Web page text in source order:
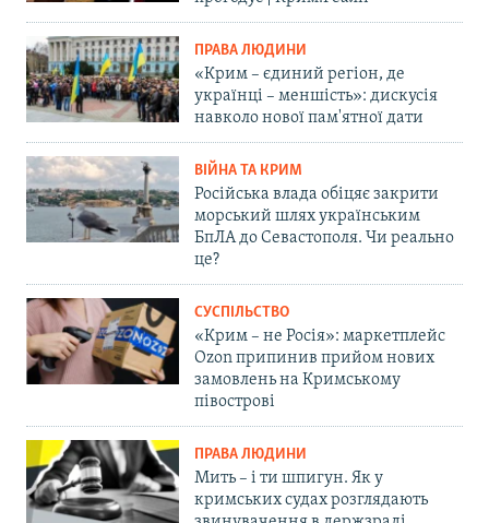
ПРАВА ЛЮДИНИ
«Крим – єдиний регіон, де
українці – меншість»: дискусія
навколо нової пам'ятної дати
ВІЙНА ТА КРИМ
Російська влада обіцяє закрити
морський шлях українським
БпЛА до Севастополя. Чи реально
це?
СУСПІЛЬСТВО
«Крим – не Росія»: маркетплейс
Ozon припинив прийом нових
замовлень на Кримському
півострові
ПРАВА ЛЮДИНИ
Мить – і ти шпигун. Як у
кримських судах розглядають